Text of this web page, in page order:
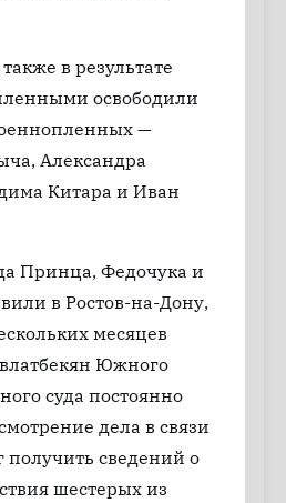
в результате
освободили
—
Александра
Китара и Иван
Принца, Федочука и
в Ростов-на-Дону,
месяцев
Южного
суда постоянно
дела в связи
получить сведений о
шестерых из